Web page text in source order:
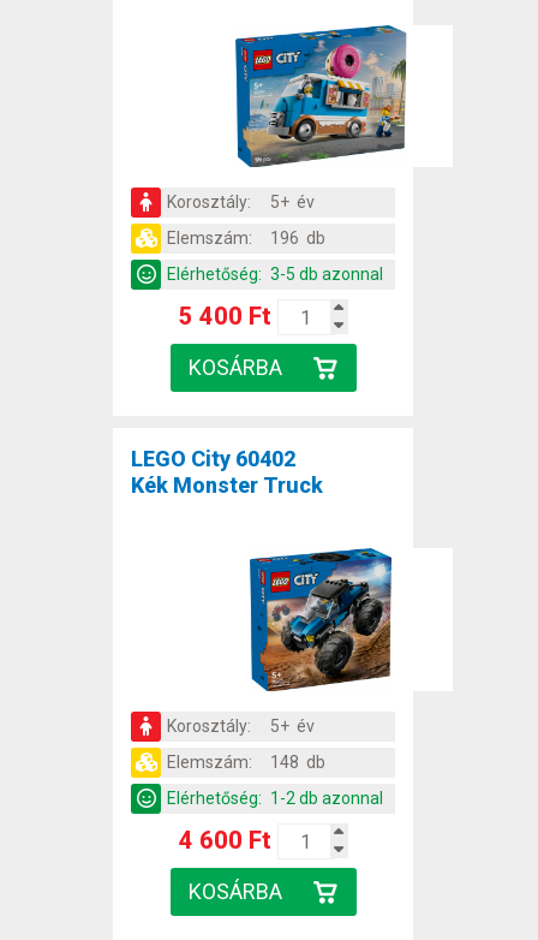
Korosztály:
5+ év
Elemszám:
196 db
Elérhetőség: 3-5 db azonnal
5 400 Ft
LEGO City 60402
Kék Monster Truck
Korosztály:
5+ év
Elemszám:
148 db
Elérhetőség: 1-2 db azonnal
4 600 Ft